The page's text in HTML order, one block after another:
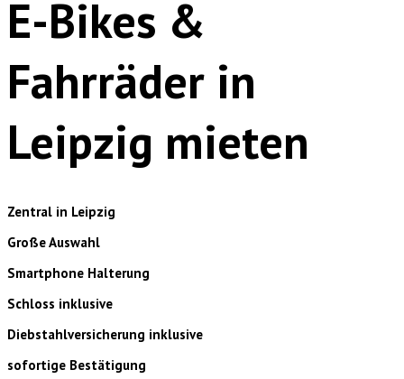
E-Bikes &
Fahrräder in
Leipzig mieten
Zentral in Leipzig
Große Auswahl
Smartphone Halterung
Schloss inklusive
Diebstahlversicherung inklusive
sofortige Bestätigung